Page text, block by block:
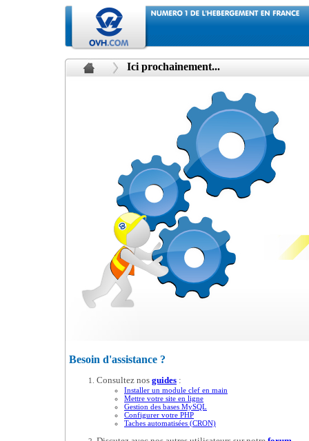
Ici prochainement...
Besoin d'assistance ?
Consultez nos guides :
Installer un module clef en main
Mettre votre site en ligne
Gestion des bases MySQL
Configurer votre PHP
Taches automatisées (CRON)